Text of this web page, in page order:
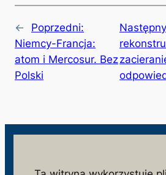
←
Poprzedni:
Niemcy-Francja:
atom i Mercosur. Bez
Polski